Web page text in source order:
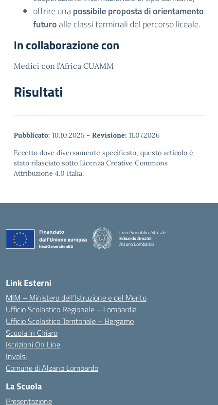
offrire unapossibile proposta di orientamento
futuroalle classi terminali del percorso liceale.
In collaborazione con
Medici con l’Africa CUAMM
Risultati
Pubblicato: 10.10.2025 - Revisione: 11.07.2026
Eccetto dove diversamente specificato, questo articolo è
stato rilasciato sotto Licenza Creative Commons
Attribuzione 4.0 Italia.
Liceo Scientifico Statale
Edoardo Amaldi
Alzano Lombardo
Link Esterni
MIM – Ministero dell’Istruzione e del Merito
Ufficio Scolastico Regionale – Lombardia
Ufficio Scolastico Territoriale – Bergamo
Scuola in Chiaro
Iscrizioni On Line
Invalsi
Comune di Alzano Lombardo
La Scuola
Presentazione